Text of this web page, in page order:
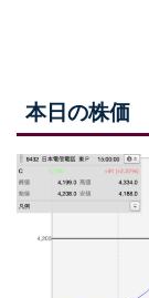
本日の株価